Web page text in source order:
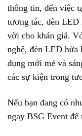
thông tin, đến việc
tương tác, đèn LED
vời cho khán giả.
nghệ, đèn LED hứa
dụng mới mẻ và
các sự kiện trong
Nếu bạn đang có
ngay BSG Event